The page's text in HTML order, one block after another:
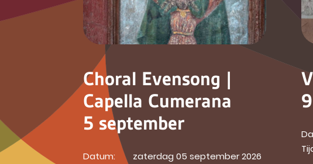
Choral Evensong |
Capella Cumerana
5 september
Datum:
zaterdag 05 september 2026